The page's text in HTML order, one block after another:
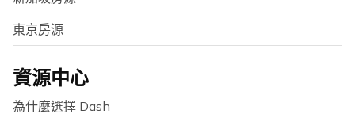
東京房源
資源中心
為什麼選擇 Dash